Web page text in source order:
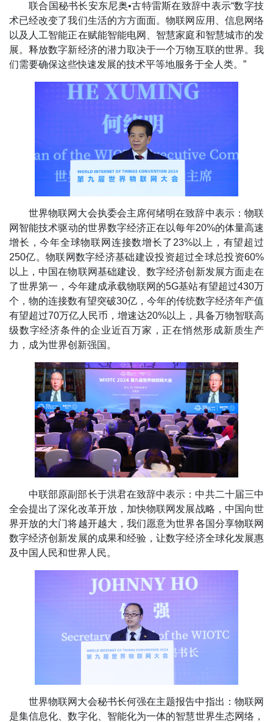
联合国秘书长安东尼奥•古特雷斯在致辞中表示“数字技
术已经改变了我们生活的方方面面。物联网应用、信息网络
以及人工智能正在赋能智能电网、智慧家庭和智慧城市的发
展。释放数字新经济的潜力取决于一个万物互联的世界。我
们需要确保这些快速发展的技术平等地服务于全人类。”
世界物联网大会执委会主席何绪明在致辞中表示：物联
网智能技术驱动的世界数字经济正在以每年20%的体量高速
增长，今年全球物联网连接数增长了23%以上，有望超过
250亿。物联网数字经济基础建设投资超过全球总投资60%
以上，中国在物联网基础建设、数字经济创新发展方面走在
了世界第一，今年建成承载物联网的5G基站有望超过430万
个，物的连接数有望突破30亿，今年的传统数字经济年产值
有望超过70万亿人民币，增速达20%以上，具备万物智联高
级数字经济条件的企业近百万家，正在悄然形成新质生产
力，成为世界创新强国。
中联部原副部长于洪君在致辞中表示：中共二十届三中
全会提出了深化改革开放，加快物联网发展战略，中国向世
界开放的大门将越开越大，我们愿意为世界各国分享物联网
数字经济创新发展的成果和经验，让数字经济全球化发展惠
及中国人民和世界人民。
世界物联网大会秘书长何强在主题报告中指出：物联网
是集信息化、数字化、智能化为一体的智慧世界生态网络，